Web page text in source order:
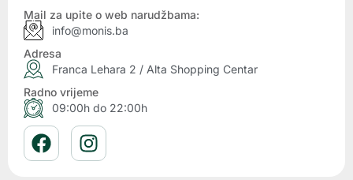
Mail za upite o web narudžbama:
info@monis.ba
Adresa
Franca Lehara 2 / Alta Shopping Centar
Radno vrijeme
09:00h do 22:00h